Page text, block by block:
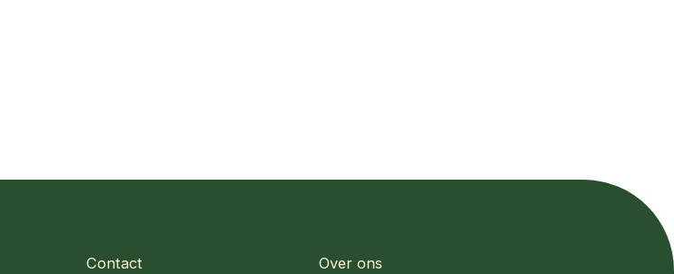
Contact Over ons